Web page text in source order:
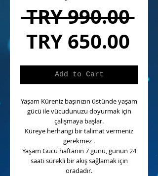
TRY 990.00
TRY 650.00Sale
Add to Cart
Yaşam Küreniz başınızın üstünde yaşam
gücü ile vücudunuzu doyurmak için
çalışmaya başlar.
Küreye herhangi bir talimat vermeniz
gerekmez .
Yaşam Gücü haftanın 7 günü, günün 24
saati sürekli bir akış sağlamak için
oradadır.